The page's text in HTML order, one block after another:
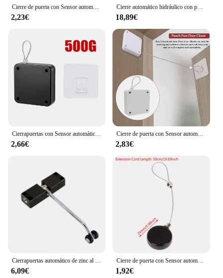
Cierre de puerta con Sensor automático, sin perforaciones, portátil, para el hogar y la Oficina
2,23€
Cierre automático hidráulico con posicionamiento de velocidad ajustable, herrajes protectores de soporte de puerta, 25-85KG, 1 piezas
18,89€
Cierrapuertas con Sensor automático, tapón de puerta de superficie ajustable sin perforaciones, cierre automático de soporte de puerta, mejora del hogar
2,66€
Cierre de puerta con Sensor automático sin perforaciones, soporte de Tope de puerta de superficie ajustable, cable de tracción, para residencial y comercial
2,83€
6,09€
Cierre de puerta con Sensor automático sin perforaciones, puertas portátiles para el hogar y la Oficina, suministro de apagado automático, 2 estilos, 1 pieza
1,92€